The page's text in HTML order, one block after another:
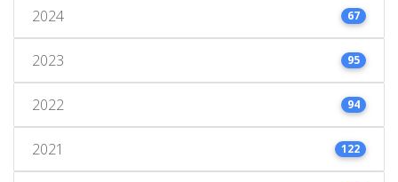
2024 67
2023 95
2022 94
2021 122